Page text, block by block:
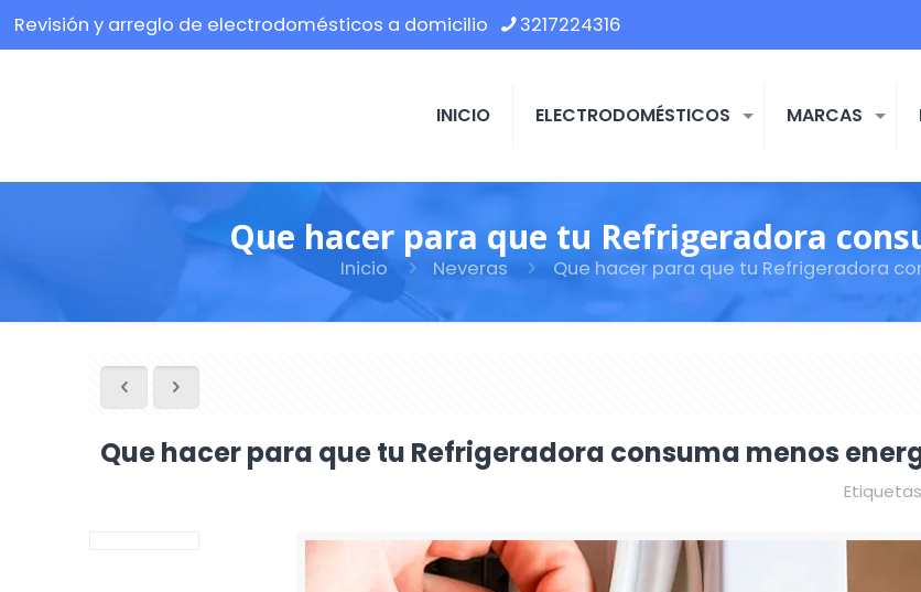
Revisión y arreglo de electrodomésticos a domicilio 3217224316
INICIO ELECTRODOMÉSTICOS MARCAS
Que hacer para que tu Refrigeradora
Inicio Neveras Que hacer para que tu Refrigeradora
Que hacer para que tu Refrigeradora consuma menos
Etiquetas